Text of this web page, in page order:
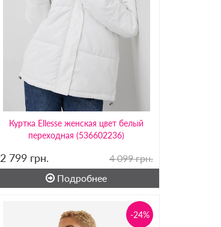
Куртка Ellesse женская цвет белый
переходная (536602236)
2 799 грн.
4 099 грн.
Подробнее
-24%